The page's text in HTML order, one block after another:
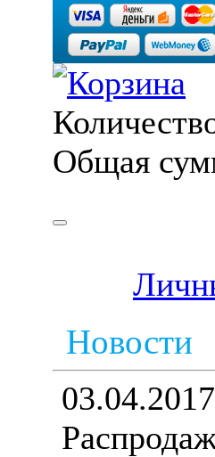
Общая
Новости
03.04.2017